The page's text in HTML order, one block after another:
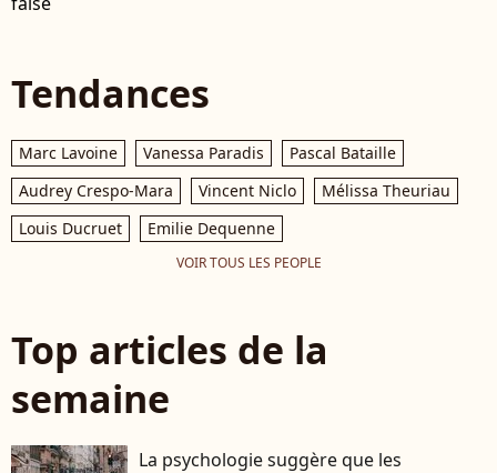
Tendances
Marc Lavoine Vanessa Paradis
Pascal Bataille
Audrey Crespo-Mara
Vincent Niclo
Mélissa Theuriau
Louis Ducruet
Emilie Dequenne
VOIR TOUS LES PEOPLE
Top articles de la
semaine
La psychologie suggère que les